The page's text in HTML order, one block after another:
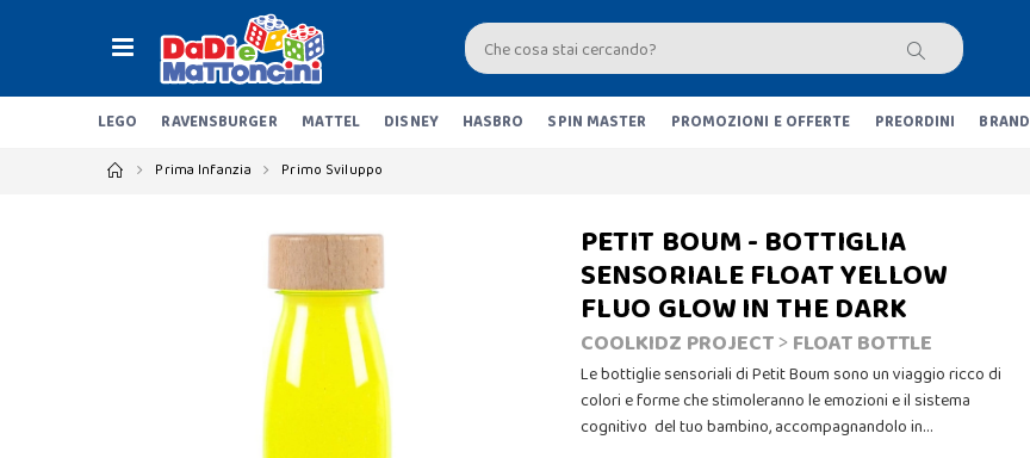
LEGO RAVENSBURGER MATTEL DISNEY HASBRO SPIN MASTER PROMOZIONI E OFFERTE PREORDINI BRAND
Prima Infanzia Primo Sviluppo
PETIT BOUM - BOTTIGLIA
SENSORIALE FLOAT YELLOW
FLUO GLOW IN THE DARK
COOLKIDZ PROJECT> FLOAT BOTTLE
Le bottiglie sensoriali di Petit Boum sono un viaggio ricco di
colori e forme che stimoleranno le emozioni e il sistema
cognitivo del tuo bambino, accompagnandolo in…